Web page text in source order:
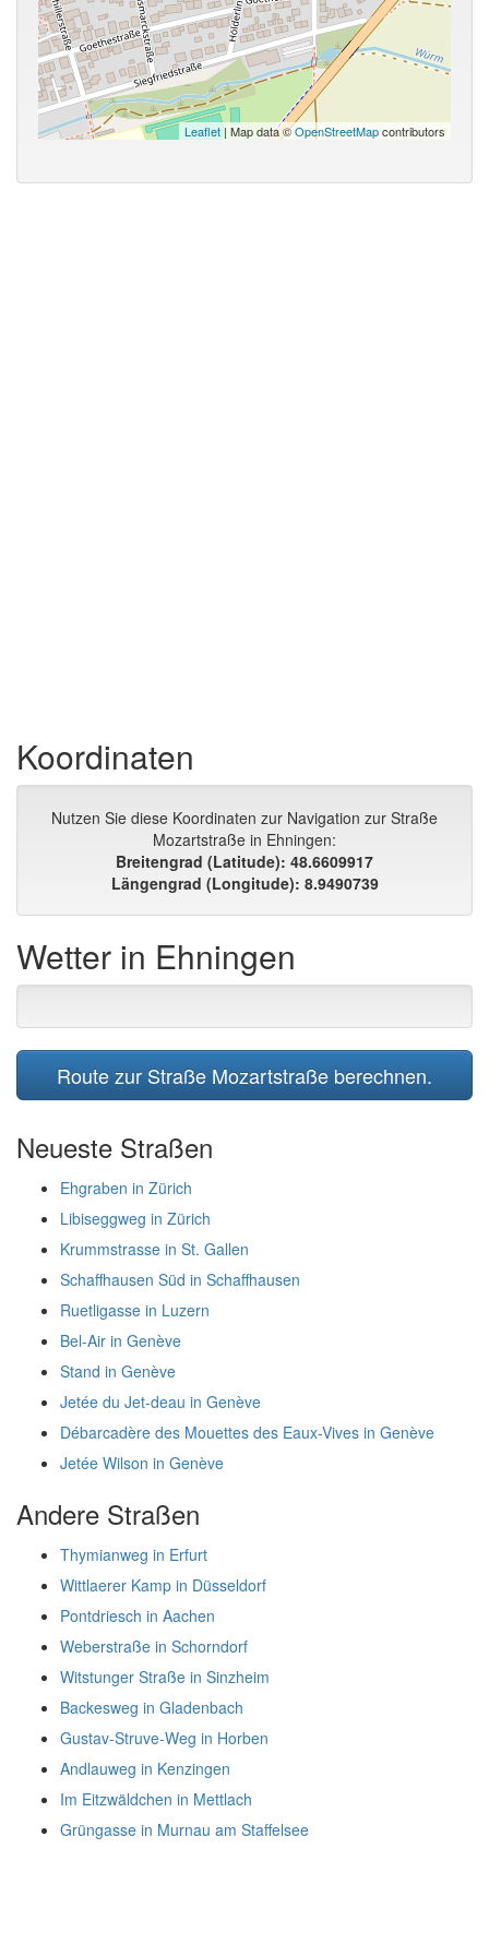
Leaflet| Map data ©OpenStreetMapcontributors
Koordinaten
Nutzen Sie diese Koordinaten zur Navigation zur Straße
Mozartstraße in Ehningen:
Breitengrad (Latitude): 48.6609917
Längengrad (Longitude): 8.9490739
Wetter in Ehningen
Route zur Straße Mozartstraße berechnen.
Neueste Straßen
Ehgraben in Zürich
Libiseggweg in Zürich
Krummstrasse in St. Gallen
Schaffhausen Süd in Schaffhausen
Ruetligasse in Luzern
Bel-Air in Genève
Stand in Genève
Jetée du Jet-deau in Genève
Débarcadère des Mouettes des Eaux-Vives in Genève
Jetée Wilson in Genève
Andere Straßen
Thymianweg in Erfurt
Wittlaerer Kamp in Düsseldorf
Pontdriesch in Aachen
Weberstraße in Schorndorf
Witstunger Straße in Sinzheim
Backesweg in Gladenbach
Gustav-Struve-Weg in Horben
Andlauweg in Kenzingen
Im Eitzwäldchen in Mettlach
Grüngasse in Murnau am Staffelsee